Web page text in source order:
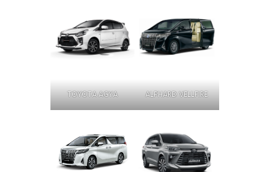
TOYOTA AGYA ALPHARD VELLFIRE